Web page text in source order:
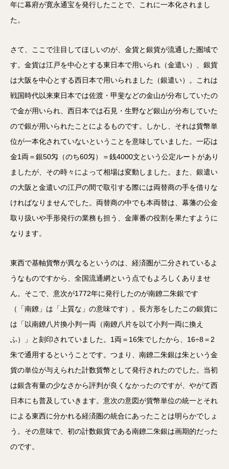
年に幕府が寛永通宝を発行したことで、これに一本化されまし
た。
さて、ここで注目してほしいのが、金貨と銀貨が流通した圏域で
す。金貨は江戸を中心とする東日本で用いられ（金遣い）、銀貨
は大阪を中心とする西日本で用いられました（銀遣い）。これは
戦国時代以来東日本では佐渡・甲斐などの金山が分布していたの
で金が用いられ、西日本では石見・生野など銀山が分布していた
ので銀が用いられたことによるものです。しかし、それは貨幣単
位が一本化されていないということを意味していました。一応は
金1両＝銀50匁（のち60匁）＝銭4000文という公定ルートがあり
ましたが、その時々によって相場は変動しました。また、銀遣い
の大阪と金遣いの江戸の間で取引する際には両替商の手を借りな
ければなりませんでした。両替商の中でも本両替は、幕藩の公金
取り扱いや手形発行の業務も担う、金庫番の役割を果たすように
なります。
東西で基軸貨幣が異なるというのは、経済圏が二分されているよ
うなものですから、全国流通網という点でもよろしくありませ
ん。そこで、意次が1772年に発行したのが南鐐二朱銀です
（「南鐐」は「上質な」の意味です）。長方形をしたこの銀貨に
は「以南鐐八片換小判一両（南鐐八片を以て小判一両に換え
ふ）」と刻印されていました。1両＝16朱でしたから、16÷8＝2
朱で通用するということです。つまり、南鐐二朱銀は朱という金
貨の単位が与えられた計数貨幣として発行されたのでした。当初
は銀含有量の少なさから評判が良くなかったのですが、やがて西
日本にも普及していきます。意次の意図が貨幣単位の統一とそれ
による東西に分かれる経済圏の統合にあったことは明らかでしょ
う。その意味で、初の計数銀貨である南鐐二朱銀は画期的だった
のです。